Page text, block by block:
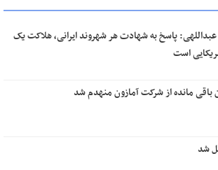
پاسخ به شهادت هر شهروند ایرانی، هلاکت یک
است
باقی مانده از شرکت آمازون منهدم شد
شد